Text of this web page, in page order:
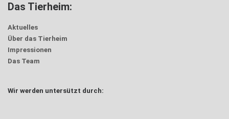
Das Tierheim:
Aktuelles
Über das Tierheim
Impressionen
Das Team
Wir werden untersützt durch: